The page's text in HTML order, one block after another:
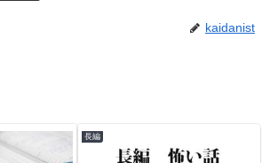
kaidanist
長編